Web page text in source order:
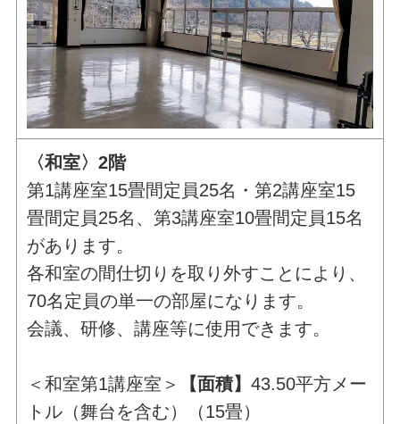
〈和室〉2階
第1講座室15畳間定員25名・第2講座室15
畳間定員25名、第3講座室10畳間定員15名
があります。
各和室の間仕切りを取り外すことにより、
70名定員の単一の部屋になります。
会議、研修、講座等に使用できます。
＜和室第1講座室＞ 【面積】43.50平方メー
トル（舞台を含む）（15畳）